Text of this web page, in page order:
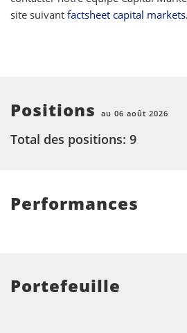
site suivant factsheet capital
Positions au 06 août 2026
Total des positions: 9
Performances
Portefeuille